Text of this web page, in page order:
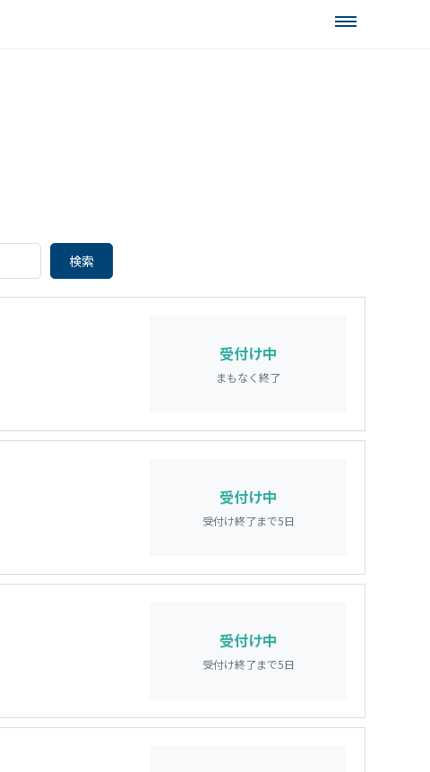
受付け中
まもなく終了
受付け中
受付け終了まで5日
受付け中
受付け終了まで5日